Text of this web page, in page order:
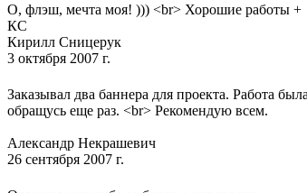
О, флэш, мечта моя! ))) <br> Хорошие работы +
КС
Кирилл Сницерук
3 октября 2007 г.
Заказывал два баннера для проекта. Работа
обращусь еще раз. <br> Рекомендую всем.
Александр Некрашевич
26 сентября 2007 г.